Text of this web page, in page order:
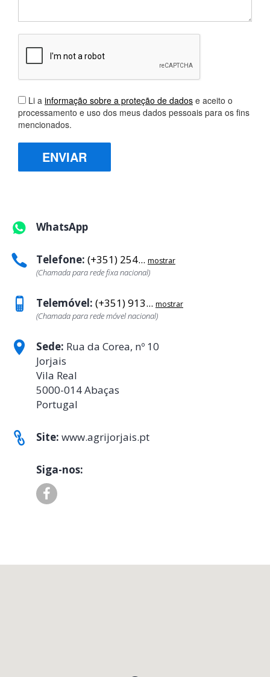
Li a informação sobre a proteção de dados e aceito o
processamento e uso dos meus dados pessoais para os fins
mencionados.
ENVIAR
WhatsApp
Telefone: (+351) 254... mostrar
(Chamada para rede fixa nacional)
Telemóvel: (+351) 913... mostrar
(Chamada para rede móvel nacional)
Sede: Rua da Corea, nº 10
Jorjais
Vila Real
5000-014 Abaças
Portugal
Site: www.agrijorjais.pt
Siga-nos: